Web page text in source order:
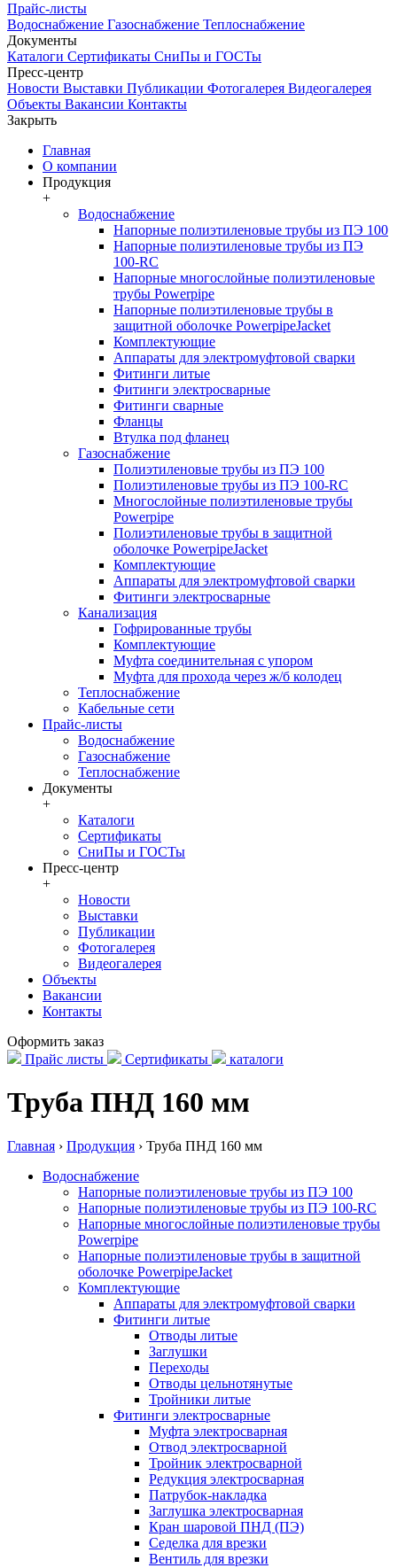
Прайс-листы
Водоснабжение Газоснабжение Теплоснабжение
Документы
Каталоги Сертификаты СниПы и ГОСТы
Пресс-центр
Новости Выставки Публикации Фотогалерея Видеогалерея
Объекты Вакансии Контакты
Закрыть
Главная
О компании
Продукция
+
Водоснабжение
Напорные полиэтиленовые трубы из ПЭ 100
Напорные полиэтиленовые трубы из ПЭ
100-RC
Напорные многослойные полиэтиленовые
трубы Powerpipe
Напорные полиэтиленовые трубы в
защитной оболочке PowerpipeJacket
Комплектующие
Аппараты для электромуфтовой сварки
Фитинги литые
Фитинги электросварные
Фитинги сварные
Фланцы
Втулка под фланец
Газоснабжение
Полиэтиленовые трубы из ПЭ 100
Полиэтиленовые трубы из ПЭ 100-RC
Многослойные полиэтиленовые трубы
Powerpipe
Полиэтиленовые трубы в защитной
оболочке PowerpipeJacket
Комплектующие
Аппараты для электромуфтовой сварки
Фитинги электросварные
Канализация
Гофрированные трубы
Комплектующие
Муфта соединительная с упором
Муфта для прохода через ж/б колодец
Теплоснабжение
Кабельные сети
Прайс-листы
Водоснабжение
Газоснабжение
Теплоснабжение
Документы
+
Каталоги
Сертификаты
СниПы и ГОСТы
Пресс-центр
+
Новости
Выставки
Публикации
Фотогалерея
Видеогалерея
Объекты
Вакансии
Контакты
Оформить заказ
Прайс листы
Сертификаты каталоги
Труба ПНД 160 мм
Главная › Продукция › Труба ПНД 160 мм
Водоснабжение
Напорные полиэтиленовые трубы из ПЭ 100
Напорные полиэтиленовые трубы из ПЭ 100-RC
Напорные многослойные полиэтиленовые трубы
Powerpipe
Напорные полиэтиленовые трубы в защитной
оболочке PowerpipeJacket
Комплектующие
Аппараты для электромуфтовой сварки
Фитинги литые
Отводы литые
Заглушки
Переходы
Отводы цельнотянутые
Тройники литые
Фитинги электросварные
Муфта электросварная
Отвод электросварной
Тройник электросварной
Редукция электросварная
Патрубок-накладка
Заглушка электросварная
Кран шаровой ПНД (ПЭ)
Седелка для врезки
Вентиль для врезки